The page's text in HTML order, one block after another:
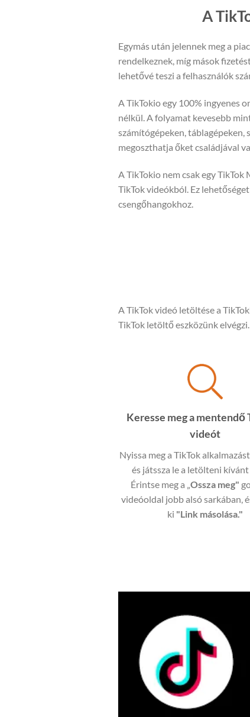
A
Egymás után jelennek meg a
rendelkeznek, míg mások
lehetővé teszi a felhasználók
A TikTokio egy 100% ingyenes
nélkül. A folyamat kevesebb
számítógépeken,
megoszthatja őket családjával
A TikTokio nem csak egy
TikTok videókból. Ez
csengőhangokhoz.
A TikTok videó letöltése a
TikTok letöltő eszközünk
Keresse meg a mentendő
videót
Nyissa meg a TikTok
és játssza le a letölteni
Érintse meg a „Ossza meg"
videóoldal jobb alsó sarkában,
ki "Link másolása."